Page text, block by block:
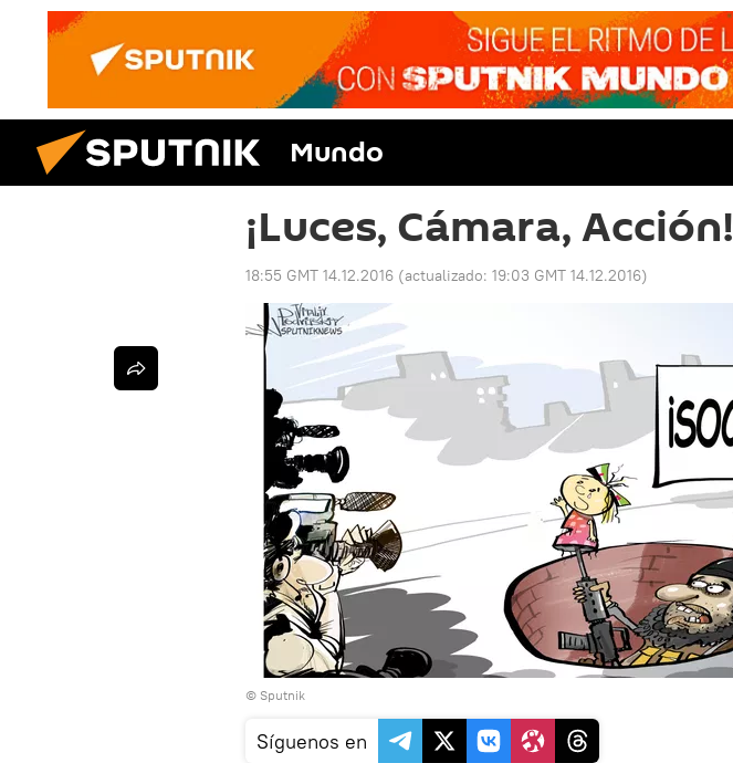
Mundo
¡Luces, Cámara, Acción!
18:55 GMT 14.12.2016 (actualizado: 19:03 GMT 14.12.2016)
© Sputnik
Síguenos en